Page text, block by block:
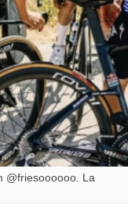
@friesoooooo. La